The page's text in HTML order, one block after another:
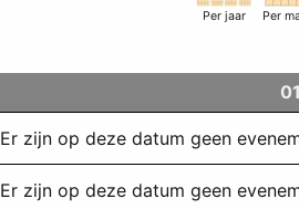
Per jaar Per
Er zijn op deze datum geen
Er zijn op deze datum geen